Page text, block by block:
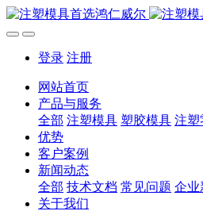
登录 注册
网站首页
产品与服务
全部 注塑模具 塑胶模具 注塑
优势
客户案例
新闻动态
全部 技术文档 常见问题 企业
关于我们